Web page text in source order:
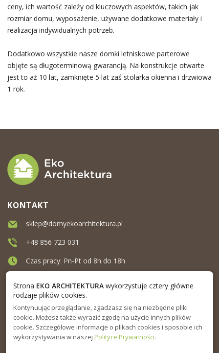
ceny, ich wartość zależy od kluczowych aspektów, takich jak
rozmiar domu, wyposażenie, używane dodatkowe materiały i
realizacja indywidualnych potrzeb.
Dodatkowo wszystkie nasze domki letniskowe parterowe
objęte są długoterminową gwarancją. Na konstrukcje otwarte
jest to aż 10 lat, zamknięte 5 lat zaś stolarka okienna i drzwiowa
1 rok.
MENU
INFORMACJA
KONTAKT
sklep@domyekoarchitektura.pl
+48 856 723 031
Czas pracy: Pn-Pt od 8h do 18h
Strona EKO ARCHITEKTURAwykorzystuje cztery główne
rodzaje plików cookies.
Kontynuując przeglądanie, zgadzasz się na niezbędne pliki
cookie. Możesz także wyrazić zgodę na użycie innych plików
cookie. Szczegółowe informacje o plikach cookies i sposobie ich
wykorzystywania w naszej Polityce Prywatności.